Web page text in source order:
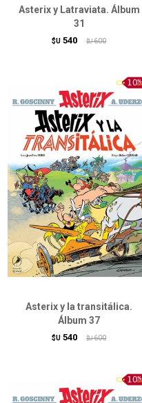
Asterix y Latraviata. Álbum
31
$U 540 $U 600
Asterix y la transitálica.
Álbum 37
$U 540 $U 600